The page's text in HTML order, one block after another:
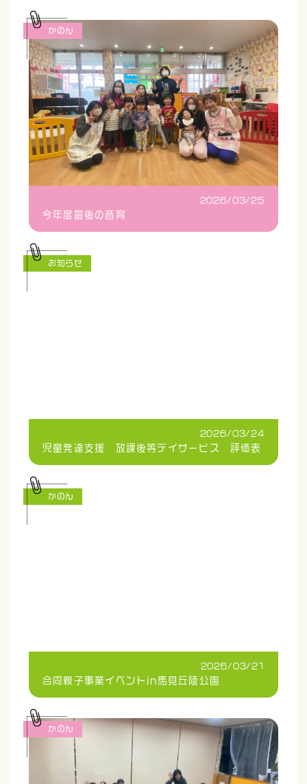
2026/03/25
今年度最後の音育
かのん
2026/03/24
児童発達支援 放課後等デイサービス 評価表
お知らせ
2026/03/21
合同親子事業イベントin馬見丘陵公園
かのん
かのん